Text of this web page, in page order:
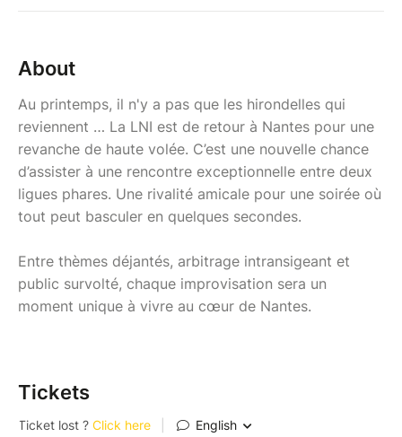
About
Au printemps, il n'y a pas que les hirondelles qui
reviennent … La LNI est de retour à Nantes pour une
revanche de haute volée. C’est une nouvelle chance
d’assister à une rencontre exceptionnelle entre deux
ligues phares. Une rivalité amicale pour une soirée où
tout peut basculer en quelques secondes.
Entre thèmes déjantés, arbitrage intransigeant et
public survolté, chaque improvisation sera un
moment unique à vivre au cœur de Nantes.
Tickets